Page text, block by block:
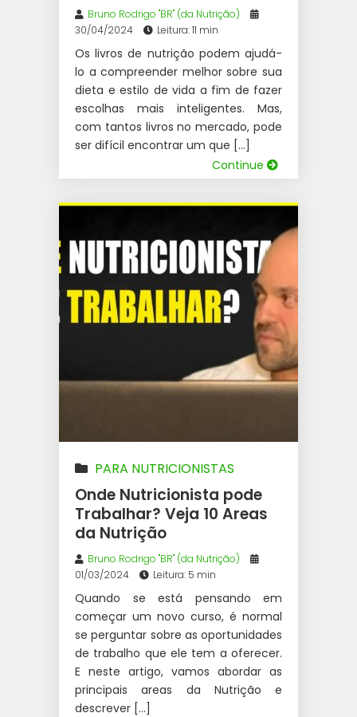
Bruno Rodrigo "BR" (da Nutrição)
30/04/2024
Leitura: 11 min
Os livros de nutrição podem ajudá-
lo a compreender melhor sobre sua
dieta e estilo de vida a fim de fazer
escolhas mais inteligentes. Mas,
com tantos livros no mercado, pode
ser difícil encontrar um que […]
Continue
PARA NUTRICIONISTAS
Onde Nutricionista pode
Trabalhar? Veja 10 Areas
da Nutrição
Bruno Rodrigo "BR" (da Nutrição)
01/03/2024
Leitura: 5 min
Quando se está pensando em
começar um novo curso, é normal
se perguntar sobre as oportunidades
de trabalho que ele tem a oferecer.
E neste artigo, vamos abordar as
principais areas da Nutrição e
descrever […]